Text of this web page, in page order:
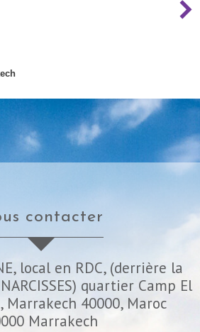
contacter
local en RDC, (derrière la
quartier Camp El
Marrakech 40000, Maroc
Marrakech